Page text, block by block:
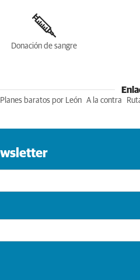
Donación de sangre
Planes baratos por León A la contra